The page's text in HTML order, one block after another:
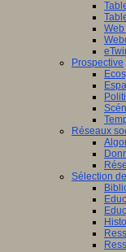
Prospective
Réseaux
Sélection